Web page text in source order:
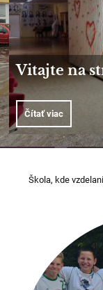
Vitajte na
Čítať viac
Škola, kde